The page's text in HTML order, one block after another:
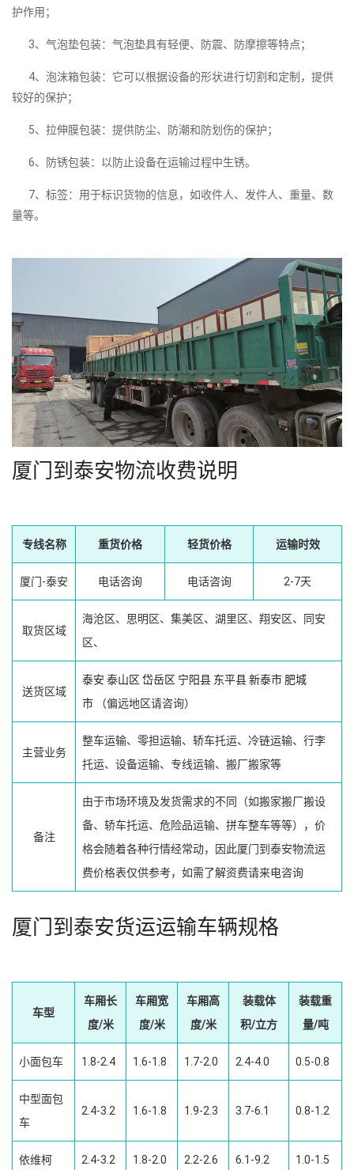
护作用；
3、气泡垫包装：气泡垫具有轻便、防震、防摩擦等特点；
4、泡沫箱包装：它可以根据设备的形状进行切割和定制，提供
较好的保护；
5、拉伸膜包装：提供防尘、防潮和防划伤的保护；
6、防锈包装：以防止设备在运输过程中生锈。
7、标签：用于标识货物的信息，如收件人、发件人、重量、数
量等。
厦门到泰安物流收费说明
专线名称 重货价格 轻货价格 运输时效
厦门-泰安 电话咨询 电话咨询 2-7天
取货区域
海沧区、思明区、集美区、湖里区、翔安区、同安
区、
送货区域
泰安 泰山区 岱岳区 宁阳县 东平县新泰市 肥城
市 （偏远地区请咨询）
主营业务
整车运输、零担运输、轿车托运、冷链运输、行李
托运、设备运输、专线运输、搬厂搬家等
备注
由于市场环境及发货需求的不同（如搬家搬厂搬设
备、轿车托运、危险品运输、拼车整车等等），价
格会随着各种行情经常动，因此厦门到泰安物流运
费价格表仅供参考，如需了解资费请来电咨询
厦门到泰安货运运输车辆规格
车型
车厢长
度/米
车厢宽
度/米
车厢高
度/米
装载体
积/立方
装载重
量/吨
小面包车 1.8-2.4 1.6-1.8 1.7-2.0 2.4-4.0 0.5-0.8
中型面包
车
2.4-3.2 1.6-1.8 1.9-2.3 3.7-6.1 0.8-1.2
依维柯 2.4-3.2 1.8-2.0 2.2-2.6 6.1-9.2 1.0-1.5